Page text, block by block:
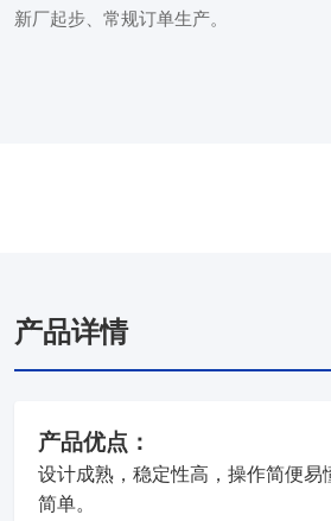
新厂起步、常规订单生产。
产品详情
产品优点：
设计成熟，稳定性高，操作简便易
简单。